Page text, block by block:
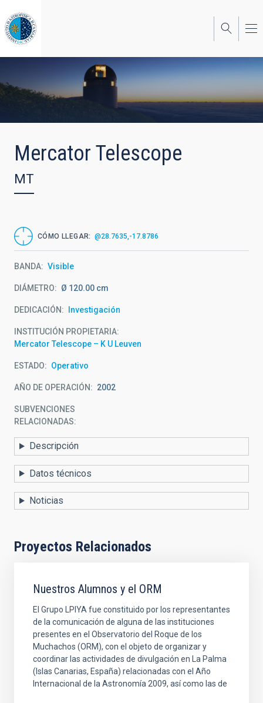
al
contenido
principal
Mercator Telescope
MT
CÓMO LLEGAR @28.7635,-17.8786
BANDA Visible
DIÁMETRO Ø 120.00 cm
DEDICACIÓN Investigación
INSTITUCIÓN PROPIETARIA
Mercator Telescope – K U Leuven
ESTADO Operativo
AÑO DE OPERACIÓN 2002
SUBVENCIONES
RELACIONADAS:
Descripción
Datos técnicos
Noticias
Proyectos Relacionados
Nuestros Alumnos y el ORM
El Grupo LPIYA fue constituido por los representantes
de la comunicación de alguna de las instituciones
presentes en el Observatorio del Roque de los
Muchachos (ORM), con el objeto de organizar y
coordinar las actividades de divulgación en La Palma
(Islas Canarias, España) relacionadas con el Año
Internacional de la Astronomía 2009, así como las de